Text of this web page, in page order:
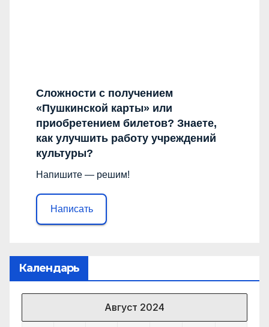
Сложности с получением
«Пушкинской карты» или
приобретением билетов? Знаете,
как улучшить работу учреждений
культуры?
Напишите — решим!
Написать
Календарь
Август 2024